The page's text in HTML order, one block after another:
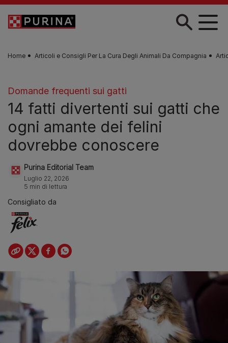
Skip to main content
Home Articoli e Consigli Per La Cura Degli Animali Da Compagnia
Domande frequenti sui gatti
14 fatti divertenti sui gatti che
ogni amante dei felini
dovrebbe conoscere
Purina Editorial Team
Luglio 22, 2026
5 min di lettura
Consigliato da